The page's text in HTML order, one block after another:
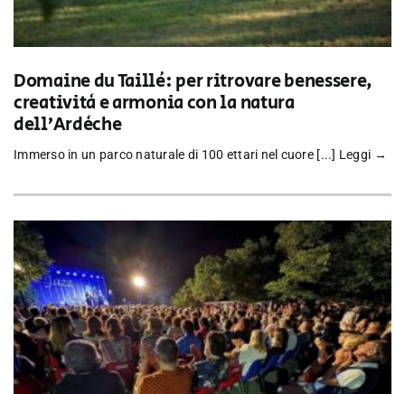
Domaine du Taillé: per ritrovare benessere,
creatività e armonia con la natura
dell’Ardèche
Immerso in un parco naturale di 100 ettari nel cuore [...] Leggi →